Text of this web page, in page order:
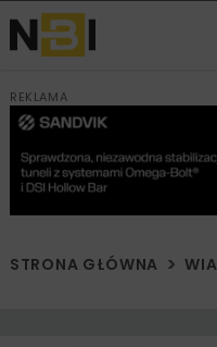
REKLAMA
STRONA GŁÓWNA